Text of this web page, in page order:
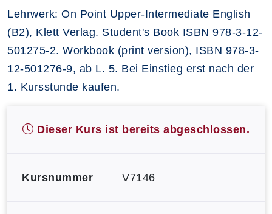
Lehrwerk: On Point Upper-Intermediate English
(B2), Klett Verlag. Student's Book ISBN 978-3-12-
501275-2. Workbook (print version), ISBN 978-3-
12-501276-9, ab L. 5. Bei Einstieg erst nach der
1. Kursstunde kaufen.
Dieser Kurs ist bereits abgeschlossen.
Kursnummer V7146